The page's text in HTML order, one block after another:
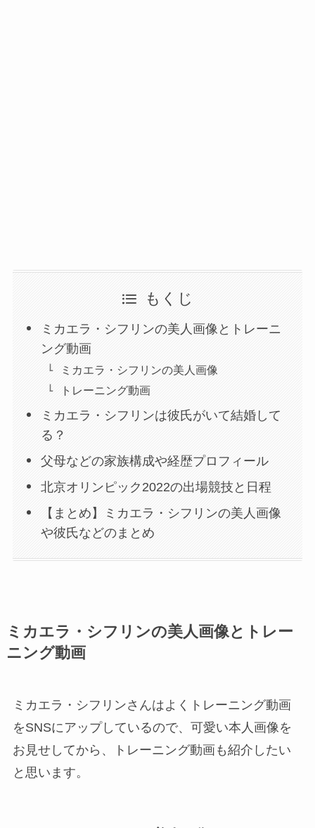
もくじ
ミカエラ・シフリンの美人画像とトレーニ
ング動画
ミカエラ・シフリンの美人画像
トレーニング動画
ミカエラ・シフリンは彼氏がいて結婚して
る？
父母などの家族構成や経歴プロフィール
北京オリンピック2022の出場競技と日程
【まとめ】ミカエラ・シフリンの美人画像
や彼氏などのまとめ
ミカエラ・シフリンの美人画像とトレー
ニング動画
ミカエラ・シフリンさんはよくトレーニング動画
をSNSにアップしているので、可愛い本人画像を
お見せしてから、トレーニング動画も紹介したい
と思います。